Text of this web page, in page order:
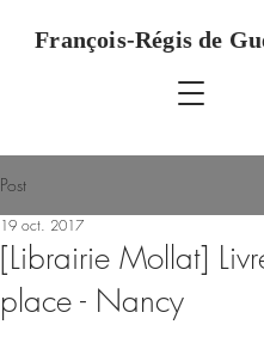
François-Régis de
Post
[Librairie Mollat]
place - Nancy
19 oct. 2017